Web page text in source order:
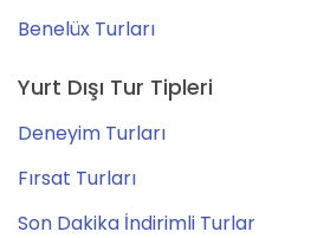
Benelüx Turları
Yurt Dışı Tur Tipleri
Deneyim Turları
Fırsat Turları
Son Dakika İndirimli Turlar